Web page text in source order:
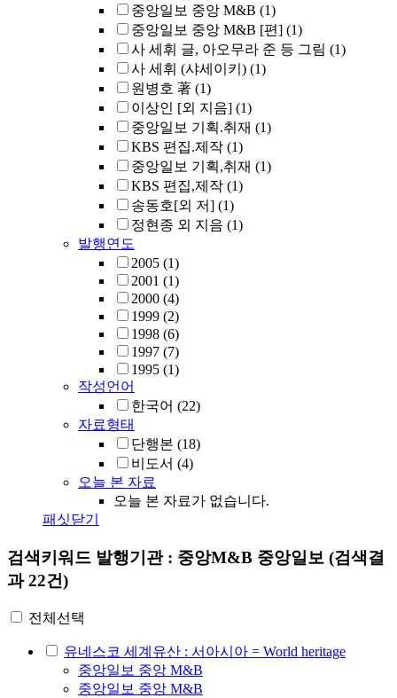
중앙일보 중앙 M&B (1)
중앙일보 중앙 M&B [편] (1)
사 세휘 글, 아오무라 준 등 그림 (1)
사 세휘 (샤세이키) (1)
원병호 著 (1)
이상인 [외 지음] (1)
중앙일보 기획.취재 (1)
KBS 편집.제작 (1)
중앙일보 기획,취재 (1)
KBS 편집,제작 (1)
송동호[외 저] (1)
정현종 외 지음 (1)
발행연도
2005 (1)
2001 (1)
2000 (4)
1999 (2)
1998 (6)
1997 (7)
1995 (1)
작성언어
한국어 (22)
자료형태
단행본 (18)
비도서 (4)
오늘 본 자료
오늘 본 자료가 없습니다.
패싯닫기
검색키워드 발행기관 : 중앙M&B 중앙일보 (검색결
과 22건)
전체선택
유네스코 세계유산 : 서아시아 = World heritage
중앙일보 중앙 M&B
중앙일보 중앙 M&B